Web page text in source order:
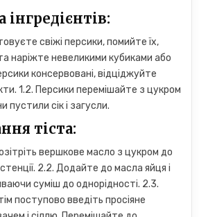
інгредієнтів:
свіжі персики, помийте їх,
наріжте невеликими кубиками або
консервовані, відціджуйте
1.2. Персики перемішайте з цукром
пустили сік і загусли.
тіста:
вершкове масло з цукром до
2.2. Додайте до масла яйця і
суміш до однорідності. 2.3.
поступово введіть просіяне